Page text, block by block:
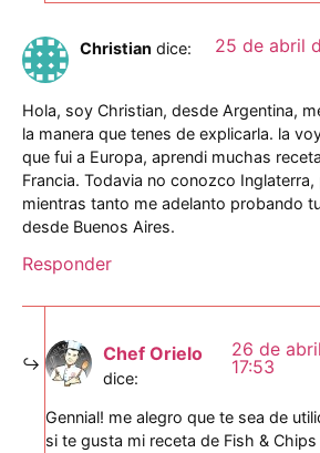
Christian dice: 25 de abril
Hola, soy Christian, desde Argentina,
la manera que tenes de explicarla. la
que fui a Europa, aprendi muchas
Francia. Todavia no conozco
mientras tanto me adelanto probando
desde Buenos Aires.
Responder
Chef Orielo
dice:
26 de
17:53
Gennial! me alegro que te sea de
si te gusta mi receta de Fish &